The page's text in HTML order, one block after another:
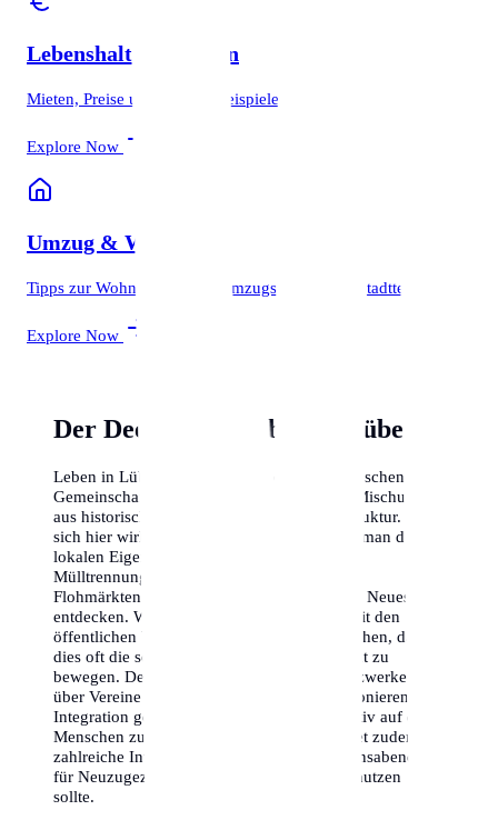
Lebenshaltungskosten
Mieten, Preise und Budget-Beispiele für Lübeck.
Explore Now
Umzug & Wohnen
Tipps zur Wohnungssuche, Umzugsfirmen und Stadtteile.
Explore Now
Der Deep-Dive: Leben in Lübeck
Leben in Lübeck bedeutet, Teil einer dynamischen
Gemeinschaft zu sein. Die Stadt bietet eine Mischung
aus historischem Flair und moderner Infrastruktur. Um
sich hier wirklich zu Hause zu fühlen, muss man die
lokalen Eigenheiten verstehen. Vom
Mülltrennungssystem bis hin zu den besten
Flohmärkten der Stadt – es gibt immer etwas Neues zu
entdecken. Wir empfehlen, sich frühzeitig mit den
öffentlichen Verkehrsmitteln vertraut zu machen, da
dies oft die schnellste Art ist, sich in der Stadt zu
bewegen. Denke auch daran, dass viele Netzwerke hier
über Vereine und lokale Stammtische funktionieren; die
Integration gelingt am besten, wenn man aktiv auf die
Menschen zugeht. Die Stadtverwaltung bietet zudem
zahlreiche Integrationskurse und Informationsabende
für Neuzugezogene an, die man unbedingt nutzen
sollte.